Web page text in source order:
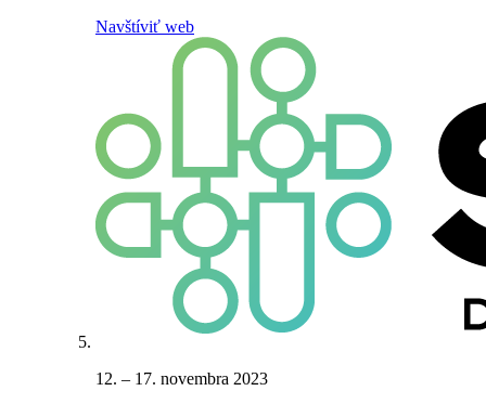
Navštíviť web
12. – 17. novembra 2023